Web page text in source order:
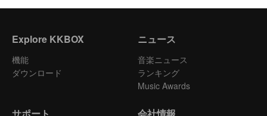
Explore KKBOX
機能
ダウンロード
ニュース
音楽ニュース
ランキング
Music Awards